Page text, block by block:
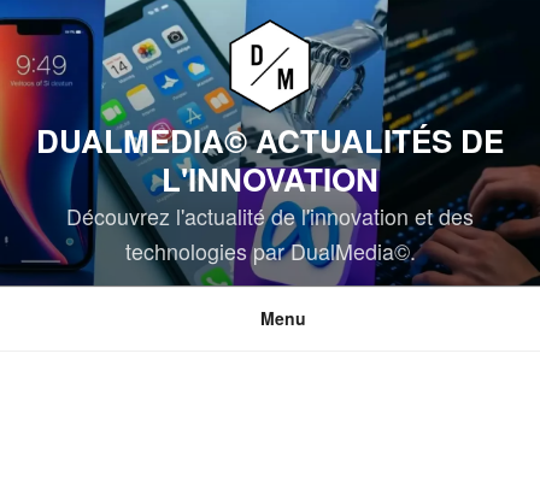
Aller
au
contenu
DUALMEDIA© ACTUALITÉS DE
L'INNOVATION
Découvrez l'actualité de l'innovation et des
technologies par DualMedia©.
Menu